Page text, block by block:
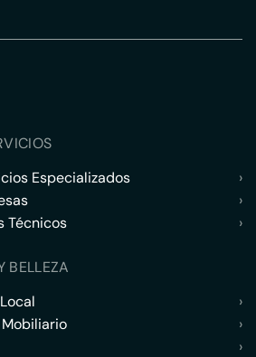
Especializados
›
›
Técnicos
›
BELLEZA
›
›
›